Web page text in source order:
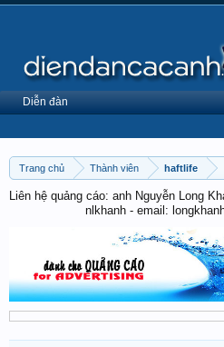
Trang chủ Thành viên haftlife
Liên hệ quảng cáo: anh Nguyễn Long
nlkhanh - email:
Diễn đàn